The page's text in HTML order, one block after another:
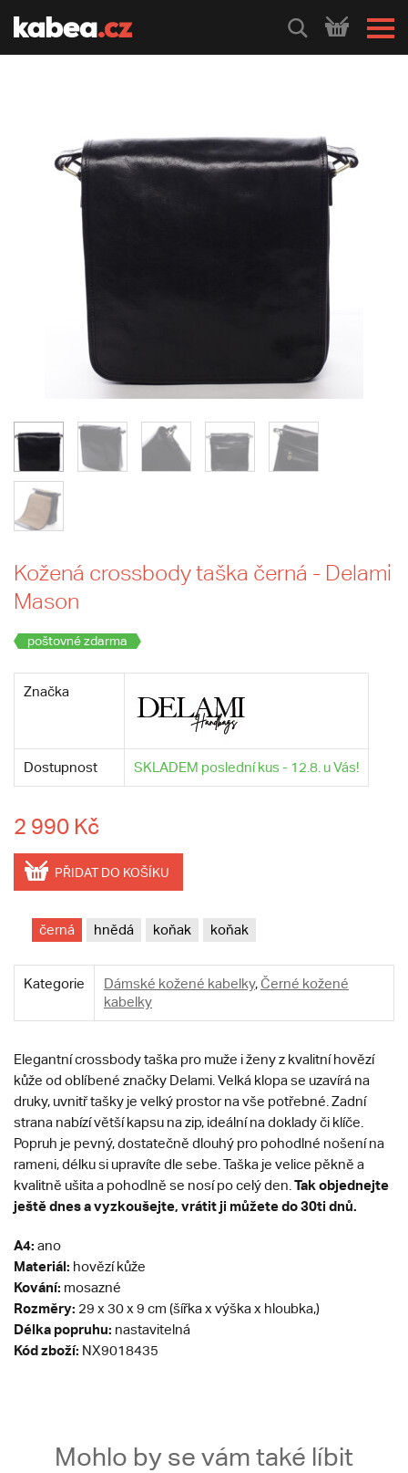
HLEDEJ
Kožená crossbody taška černá - Delami
Mason
poštovné zdarma
Značka
Dostupnost SKLADEM poslední kus - 12.8. u Vás!
2 990 Kč
PŘIDAT DO KOŠÍKU
černá hnědá koňak koňak
Kategorie Dámské kožené kabelky,Černé kožené
kabelky
Elegantní crossbody taška pro muže i ženy z kvalitní hovězí
kůže od oblíbené značky Delami. Velká klopa se uzavírá na
druky, uvnitř tašky je velký prostor na vše potřebné. Zadní
strana nabízí větší kapsu na zip, ideální na doklady či klíče.
Popruh je pevný, dostatečně dlouhý pro pohodlné nošení na
rameni, délku si upravíte dle sebe. Taška je velice pěkně a
kvalitně ušita a pohodlně se nosí po celý den. Tak objednejte
ještě dnes a vyzkoušejte, vrátit ji můžete do 30ti dnů.
A4: ano
Materiál: hovězí kůže
Kování: mosazné
Rozměry: 29 x 30 x 9 cm (šířka x výška x hloubka,)
Délka popruhu: nastavitelná
Kód zboží: NX9018435
Mohlo by se vám také líbit